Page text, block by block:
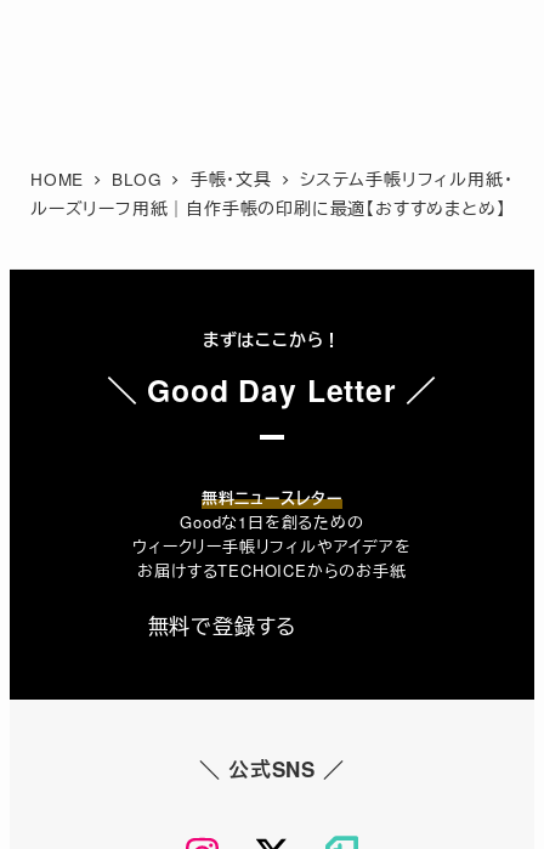
HOME BLOG 手帳・文具
システム手帳リフィル用紙・
ルーズリーフ用紙｜自作手帳の印刷に最適【おすすめまとめ】
まずはここから！
＼ Good Day Letter ／
無料ニュースレター
Goodな1日を創るための
ウィークリー手帳リフィルやアイデアを
お届けするTECHOICEからのお手紙
無料で登録する
＼ 公式SNS ／